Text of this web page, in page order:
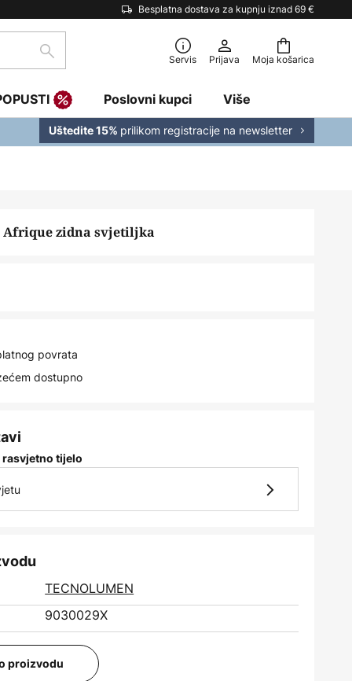
Besplatna dostava za kupnju iznad 69 €
Moja košarica
traži Servis Prijava
Poslovni kupci Više
Uštedite 15% prilikom registracije na newsletter
Afrique zidna svjetiljka
povrata
dostupno
tijelo
TECNOLUMEN
9030029X
proizvodu